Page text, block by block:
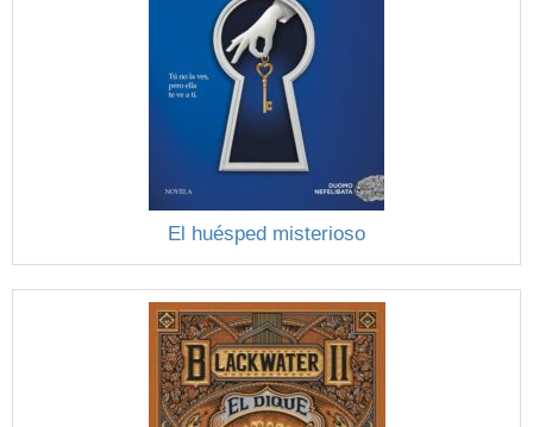
El huésped misterioso